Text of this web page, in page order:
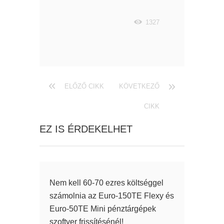
1327
ELŐZŐ CIKK KÖVETKEZŐ
CIKK
EZ IS ÉRDEKELHET
Nem kell 60-70 ezres költséggel
számolnia az Euro-150TE Flexy és
Euro-50TE Mini pénztárgépek
szoftver frissítésénél!